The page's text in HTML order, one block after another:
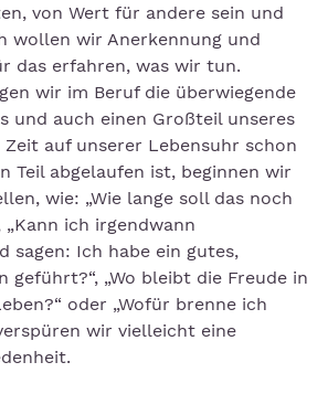
von Wert für andere sein und
wollen wir Anerkennung und
das erfahren, was wir tun.
wir im Beruf die überwiegende
und auch einen Großteil unseres
Zeit auf unserer Lebensuhr schon
Teil abgelaufen ist, beginnen wir
wie: „Wie lange soll das noch
„Kann ich irgendwann
sagen: Ich habe ein gutes,
geführt?“, „Wo bleibt die Freude in
oder „Wofür brenne ich
wir vielleicht eine